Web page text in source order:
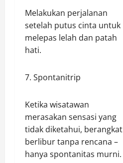
Melakukan perjalanan
setelah putus cinta untuk
melepas lelah dan patah
hati.
7. Spontanitrip
Ketika wisatawan
merasakan sensasi yang
tidak diketahui, berangkat
berlibur tanpa rencana –
hanya spontanitas murni.